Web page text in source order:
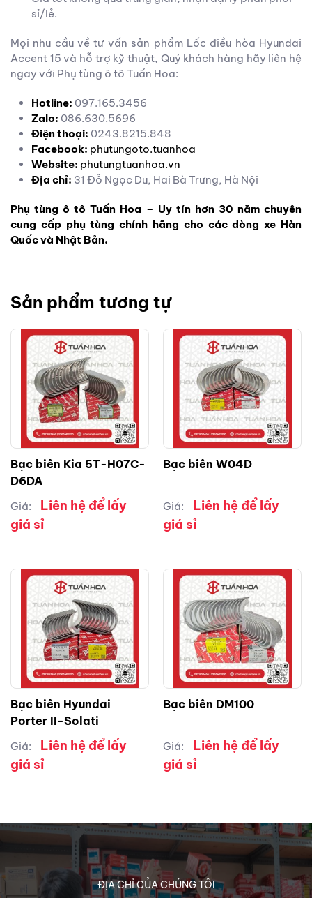
sỉ/lẻ.
Mọi nhu cầu về tư vấn sản phẩm Lốc điều hòa Hyundai
Accent 15 và hỗ trợ kỹ thuật, Quý khách hàng hãy liên hệ
ngay với Phụ tùng ô tô Tuấn Hoa:
Hotline: 097.165.3456
Zalo: 086.630.5696
Điện thoại: 0243.8215.848
Facebook: phutungoto.tuanhoa
Website: phutungtuanhoa.vn
Địa chỉ: 31 Đỗ Ngọc Du, Hai Bà Trưng, Hà Nội
Phụ tùng ô tô Tuấn Hoa – Uy tín hơn 30 năm chuyên
cung cấp phụ tùng chính hãng cho các dòng xe Hàn
Quốc và Nhật Bản.
Sản phẩm tương tự
Bạc biên Kia 5T-H07C-
D6DA
Giá:
Liên hệ để lấy
giá sỉ
Bạc biên W04D
Giá:
Liên hệ để lấy
giá sỉ
Bạc biên Hyundai
Porter II-Solati
Giá:
Liên hệ để lấy
giá sỉ
Bạc biên DM100
Giá:
Liên hệ để lấy
giá sỉ
ĐỊA CHỈ CỦA CHÚNG TÔI